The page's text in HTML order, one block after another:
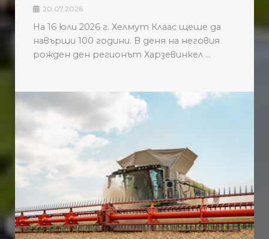
20.07.2026
На 16 юли 2026 г. Хелмут Клаас щеше да
навърши 100 години. В деня на неговия
рожден ден регионът Харзевинкел ...